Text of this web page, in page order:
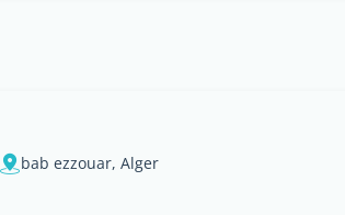
bab ezzouar, Alger